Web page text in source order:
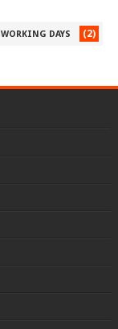
WORKING DAYS (2)